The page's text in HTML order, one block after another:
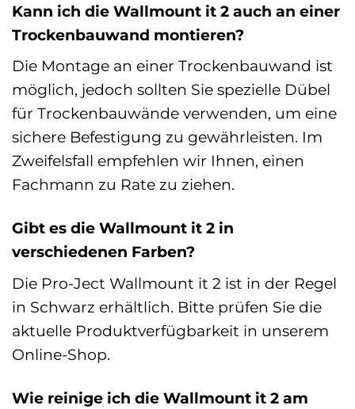
Kann ich die Wallmount it 2 auch an einer
Trockenbauwand montieren?
Die Montage an einer Trockenbauwand ist
möglich, jedoch sollten Sie spezielle Dübel
für Trockenbauwände verwenden, um eine
sichere Befestigung zu gewährleisten. Im
Zweifelsfall empfehlen wir Ihnen, einen
Fachmann zu Rate zu ziehen.
Gibt es die Wallmount it 2 in
verschiedenen Farben?
Die Pro-Ject Wallmount it 2 ist in der Regel
in Schwarz erhältlich. Bitte prüfen Sie die
aktuelle Produktverfügbarkeit in unserem
Online-Shop.
Wie reinige ich die Wallmount it 2 am